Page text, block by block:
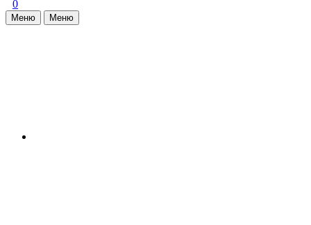
0
Меню Меню